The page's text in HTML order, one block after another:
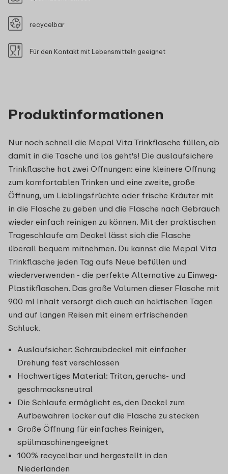
Produktinformationen
Nur noch schnell die Mepal Vita Trinkflasche füllen, ab
damit in die Tasche und los geht's! Die auslaufsichere
Trinkflasche hat zwei Öffnungen: eine kleinere Öffnung
zum komfortablen Trinken und eine zweite, große
Öffnung, um Lieblingsfrüchte oder frische Kräuter mit
in die Flasche zu geben und die Flasche nach Gebrauch
wieder einfach reinigen zu können. Mit der praktischen
Trageschlaufe am Deckel lässt sich die Flasche
überall bequem mitnehmen. Du kannst die Mepal Vita
Trinkflasche jeden Tag aufs Neue befüllen und
wiederverwenden - die perfekte Alternative zu Einweg-
Plastikflaschen. Das große Volumen dieser Flasche mit
900 ml Inhalt versorgt dich auch an hektischen Tagen
und auf langen Reisen mit einem erfrischenden
Schluck.
Auslaufsicher: Schraubdeckel mit einfacher
Drehung fest verschlossen
Hochwertiges Material: Tritan, geruchs- und
geschmacksneutral
Die Schlaufe ermöglicht es, den Deckel zum
Aufbewahren locker auf die Flasche zu stecken
Große Öffnung für einfaches Reinigen,
spülmaschinengeeignet
100% recycelbar und hergestellt in den
Niederlanden
recycelbar
Für den Kontakt mit Lebensmitteln geeignet